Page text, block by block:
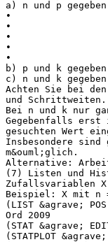
a) n und p
•
•
•
•
•
b) p und k
c) n und k
Achten Sie bei
und Schrittweiten.
Bei n und k nur
Gegebenfalls erst
gesuchten Wert
Insbesondere sind
m&ouml;glich.
Alternative:
(7) Listen und
Zufallsvariablen
Beispiel: X mit n
(LIST &agrave;
Ord 2009
(STAT &agrave;
(STATPLOT